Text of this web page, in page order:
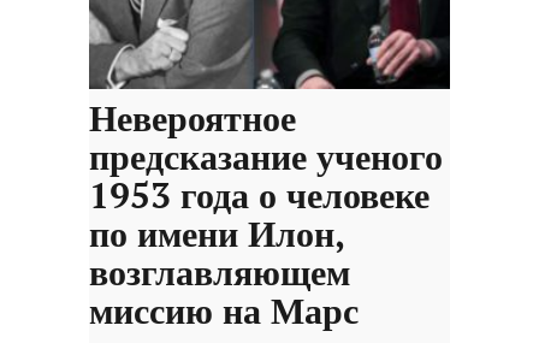
Невероятное
предсказание ученого
1953 года о человеке
по имени Илон,
возглавляющем
миссию на Марс